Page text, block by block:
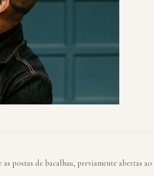
postas de bacalhau, previamente abertas ao